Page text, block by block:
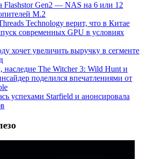
Flashstor Gen2 — NAS на 6 или 12
M.2
Technology верит, что в Китае
современных GPU в условиях
хочет увеличить выручку в сегменте
наследие The Witcher 3: Wild Hunt и
поделился впечатлениями от
успехами Starfield и анонсировала